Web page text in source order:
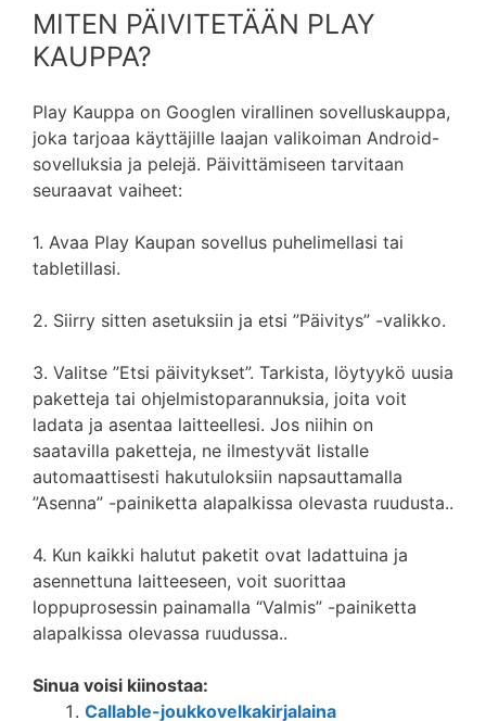
MITEN PÄIVITETÄÄN PLAY
KAUPPA?
Play Kauppa on Googlen virallinen sovelluskauppa,
joka tarjoaa käyttäjille laajan valikoiman Android-
sovelluksia ja pelejä. Päivittämiseen tarvitaan
seuraavat vaiheet:
1. Avaa Play Kaupan sovellus puhelimellasi tai
tabletillasi.
2. Siirry sitten asetuksiin ja etsi ”Päivitys” -valikko.
3. Valitse ”Etsi päivitykset”. Tarkista, löytyykö uusia
paketteja tai ohjelmistoparannuksia, joita voit
ladata ja asentaa laitteellesi. Jos niihin on
saatavilla paketteja, ne ilmestyvät listalle
automaattisesti hakutuloksiin napsauttamalla
”Asenna” -painiketta alapalkissa olevasta ruudusta..
4. Kun kaikki halutut paketit ovat ladattuina ja
asennettuna laitteeseen, voit suorittaa
loppuprosessin painamalla “Valmis” -painiketta
alapalkissa olevassa ruudussa..
Sinua voisi kiinostaa:
Callable-joukkovelkakirjalaina